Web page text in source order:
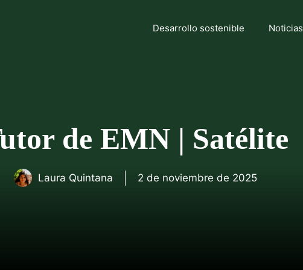
Desarrollo sostenible Noticias
de EMN | Satélite
Laura Quintana 2 de noviembre de 2025